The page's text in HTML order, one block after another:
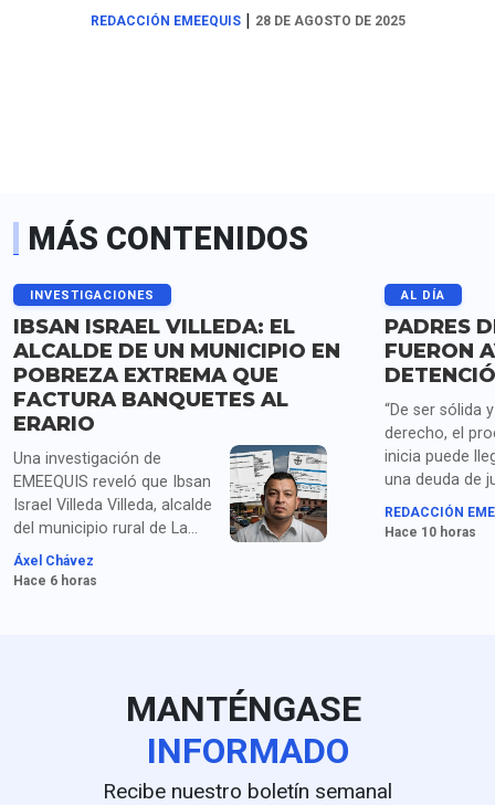
REDACCIÓN EMEEQUIS | 28 DE AGOSTO DE 2025
MÁS CONTENIDOS
INVESTIGACIONES
IBSAN ISRAEL VILLEDA: EL
ALCALDE DE UN MUNICIPIO EN
POBREZA EXTREMA QUE
FACTURA BANQUETES AL
ERARIO
Una investigación de
EMEEQUIS reveló que Ibsan
Israel Villeda Villeda, alcalde
del municipio rural de La
Misión, Hidalgo, ha cargado
al erario decenas de miles
documentos". La revisión a
su administración (2024-
2027) expone severas
anomalías contables:
Áxel Chávez
Hace 6 horas
AL DÍA
PADRES
FUERON
“De ser sólida
derecho, el
inicia puede
una deuda de
las familias de
estudiantes
REDACCIÓN
Hace 10 horas
MANTÉNGASE
INFORMADO
Recibe nuestro boletín semanal